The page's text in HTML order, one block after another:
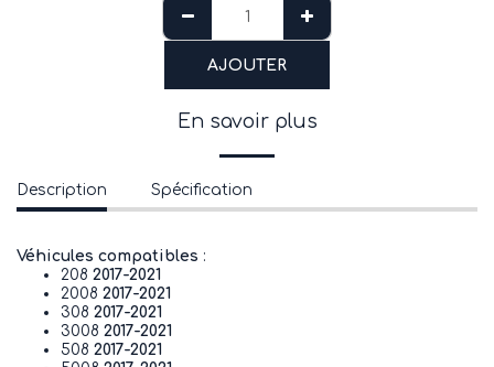
AJOUTER
En savoir plus
Description Spécification
Véhicules compatibles :
208 2017-2021
2008 2017-2021
308 2017-2021
3008 2017-2021
508 2017-2021